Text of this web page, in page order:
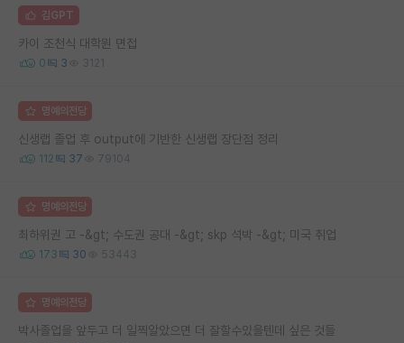
김GPT
카이 조천식 대학원 면접
0 3 3121
명예의전당
신생랩 졸업 후 output에 기반한 신생랩 장단점 정리
112 37 79104
명예의전당
최하위권 고 -&gt; 수도권 공대 -&gt; skp 석박 -&gt; 미국 취업
173 30 53443
명예의전당
박사졸업을 앞두고 더 일찍알았으면 더 잘할수있을텐데 싶은 것들